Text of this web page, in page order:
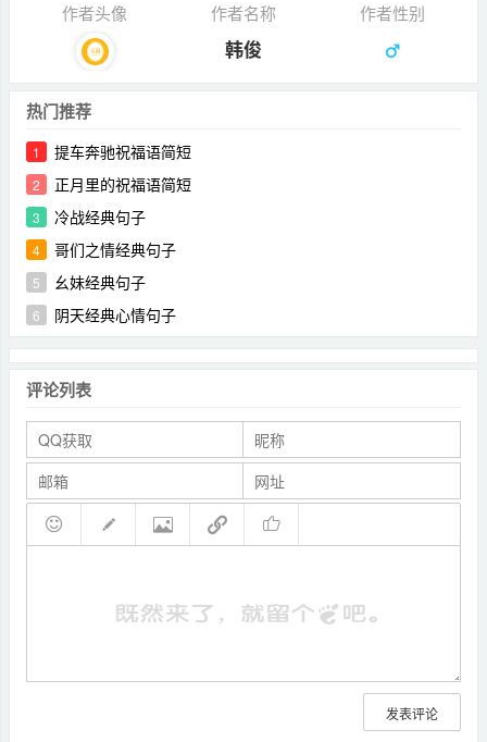
作者头像 作者名称 作者性别
韩俊
热门推荐
1 提车奔驰祝福语简短
2 正月里的祝福语简短
3 冷战经典句子
4 哥们之情经典句子
5 幺妹经典句子
6 阴天经典心情句子
评论列表
发表评论